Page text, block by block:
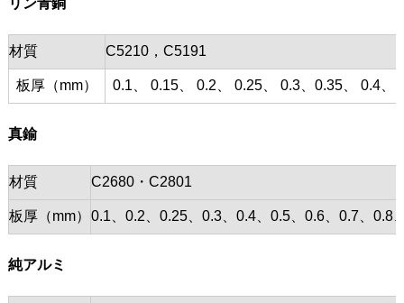
リン青銅
材質 C5210，C5191
板厚（mm） 0.1、 0.15、 0.2、 0.25、 0.3、0.35、 0.4、
真鍮
材質 C2680・C2801
板厚（mm） 0.1、0.2、0.25、0.3、0.4、0.5、0.6、0.7、0.8
純アルミ